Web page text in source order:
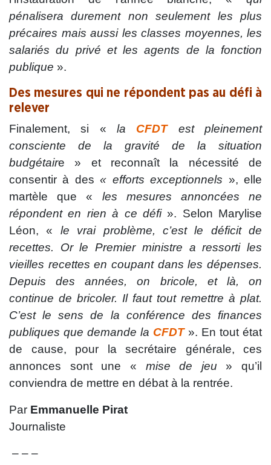
pénalisera durement non seulement les plus
précaires mais aussi les classes moyennes, les
salariés du privé et les agents de la fonction
publique ».
Des mesures qui ne répondent pas au défi à
relever
Finalement, si « la CFDT
est pleinement
consciente de la gravité de la situation
budgétaire » et reconnaît la nécessité de
consentir à des« efforts exceptionnels », elle
martèle que « les mesures annoncées ne
répondent en rien à ce défi ». Selon Marylise
Léon, « le vrai problème, c’est le déficit de
recettes. Or le Premier ministre a ressorti les
vieilles recettes en coupant dans les dépenses.
Depuis des années, on bricole, et là, on
continue de bricoler. Il faut tout remettre à plat.
C’est le sens de la conférence des finances
publiques que demande la CFDT ». En tout état
de cause, pour la secrétaire générale, ces
annonces sont une « mise de jeu » qu’il
conviendra de mettre en débat à la rentrée.
Par Emmanuelle Pirat
Journaliste
– – –